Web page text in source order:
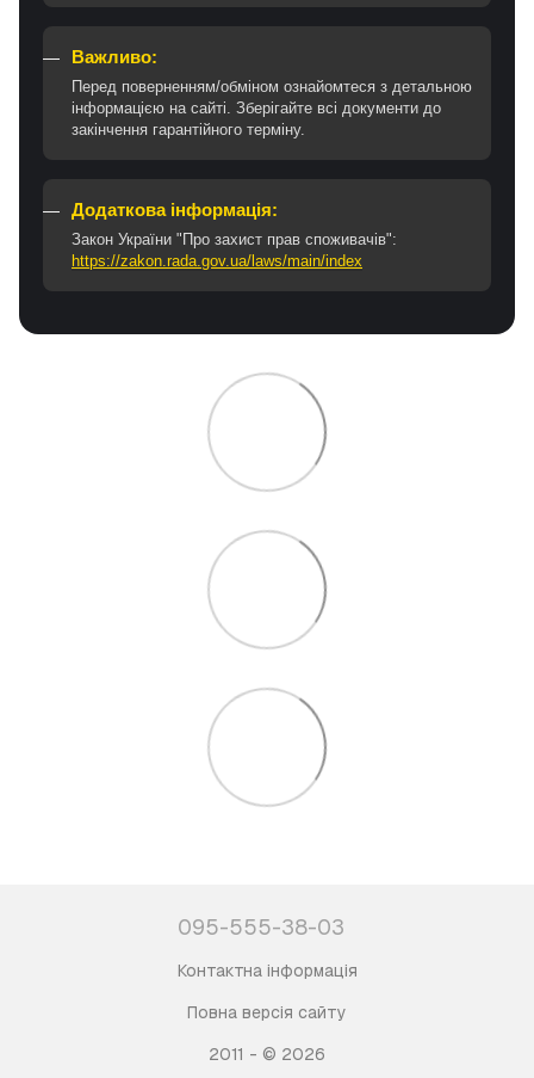
Важливо:
Перед поверненням/обміном ознайомтеся з детальною
інформацією на сайті. Зберігайте всі документи до
закінчення гарантійного терміну.
Додаткова інформація:
Закон України "Про захист прав споживачів":
https://zakon.rada.gov.ua/laws/main/index
095-555-38-03
Контактна інформація
Повна версія сайту
2011 - © 2026